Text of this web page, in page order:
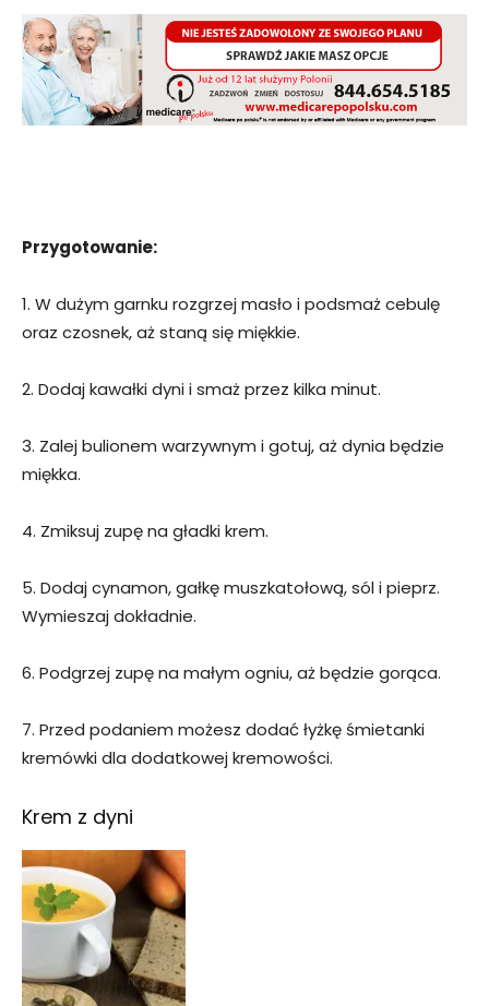
Przygotowanie:
1. W dużym garnku rozgrzej masło i podsmaż cebulę
oraz czosnek, aż staną się miękkie.
2. Dodaj kawałki dyni i smaż przez kilka minut.
3. Zalej bulionem warzywnym i gotuj, aż dynia będzie
miękka.
4. Zmiksuj zupę na gładki krem.
5. Dodaj cynamon, gałkę muszkatołową, sól i pieprz.
Wymieszaj dokładnie.
6. Podgrzej zupę na małym ogniu, aż będzie gorąca.
7. Przed podaniem możesz dodać łyżkę śmietanki
kremówki dla dodatkowej kremowości.
Krem z dyni